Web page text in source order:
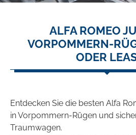
ALFA ROMEO
VORPOMMERN-
ODER
Entdecken Sie die besten Alfa
in Vorpommern-Rügen und
Traumwagen.